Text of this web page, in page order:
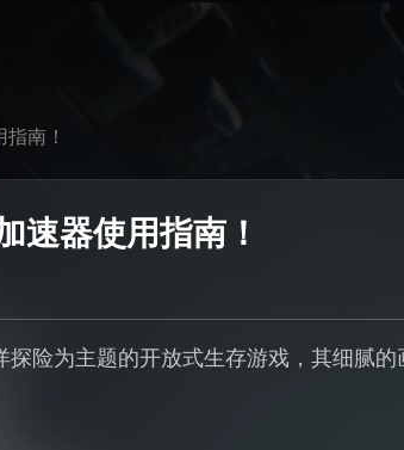
南！
速器使用指南！
探险为主题的开放式生存游戏，其细腻